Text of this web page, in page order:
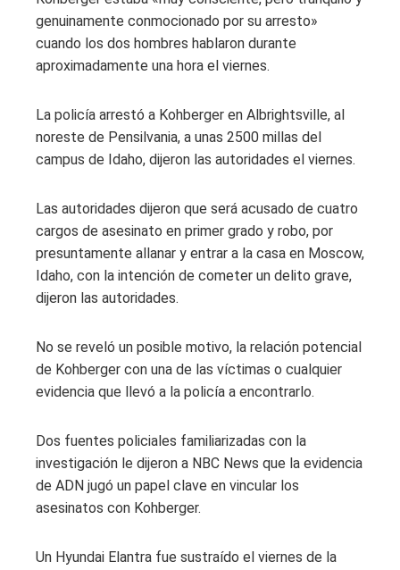
genuinamente conmocionado por su arresto»
cuando los dos hombres hablaron durante
aproximadamente una hora el viernes.
La policía arrestó a Kohberger en Albrightsville, al
noreste de Pensilvania, a unas 2500 millas del
campus de Idaho, dijeron las autoridades el viernes.
Las autoridades dijeron que será acusado de cuatro
cargos de asesinato en primer grado y robo, por
presuntamente allanar y entrar a la casa en Moscow,
Idaho, con la intención de cometer un delito grave,
dijeron las autoridades.
No se reveló un posible motivo, la relación potencial
de Kohberger con una de las víctimas o cualquier
evidencia que llevó a la policía a encontrarlo.
Dos fuentes policiales familiarizadas con la
investigación le dijeron a NBC News que la evidencia
de ADN jugó un papel clave en vincular los
asesinatos con Kohberger.
Un Hyundai Elantra fue sustraído el viernes de la